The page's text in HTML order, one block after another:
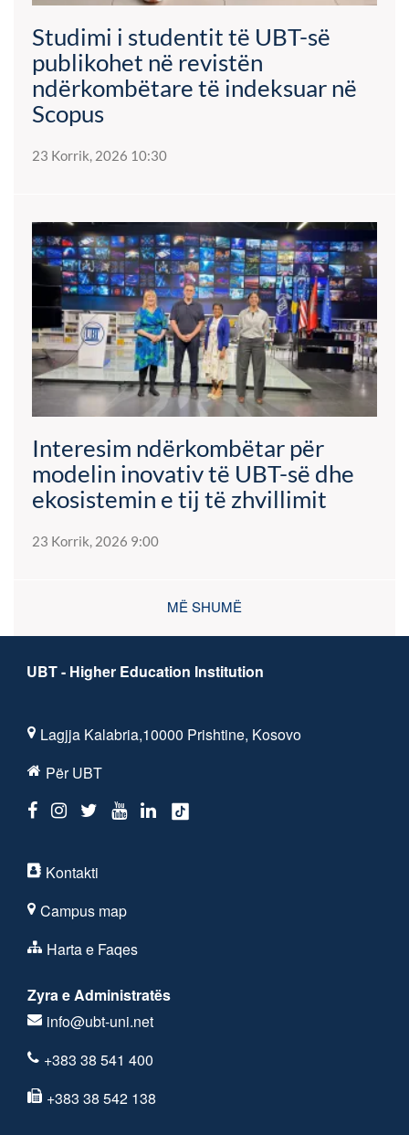
Studimi i studentit të UBT-së
publikohet në revistën
ndërkombëtare të indeksuar në
Scopus
23 Korrik, 2026 10:30
Interesim ndërkombëtar për
modelin inovativ të UBT-së dhe
ekosistemin e tij të zhvillimit
23 Korrik, 2026 9:00
MË SHUMË
UBT - Higher Education Institution
Lagjja Kalabria,10000 Prishtine, Kosovo
Për UBT
Kontakti
Campus map
Harta e Faqes
Zyra e Administratës
info@ubt-uni.net
+383 38 541 400
+383 38 542 138